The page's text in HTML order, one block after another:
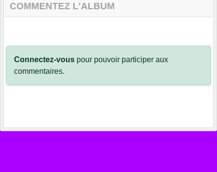
COMMENTEZ L'ALBUM
Connectez-vous pour pouvoir participer aux
commentaires.